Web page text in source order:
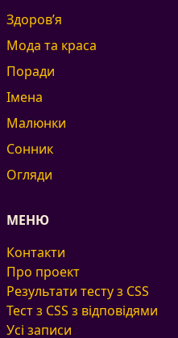
Здоров’я
Мода та краса
Поради
Імена
Малюнки
Сонник
Огляди
МЕНЮ
Контакти
Про проект
Результати тесту з CSS
Тест з CSS з відповідями
Усі записи